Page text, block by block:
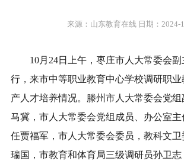
来源：山东教育在线 日期：2024-
10月24日上午，枣庄市人大常委会
行，来市中等职业教育中心学校调研职
产人才培养情况。滕州市人大常委会党
马冀，市人大常委会党组成员、办公室
任贾福军，市人大常委会委员，教科文
瑞国，市教育和体育局三级调研员孙卫